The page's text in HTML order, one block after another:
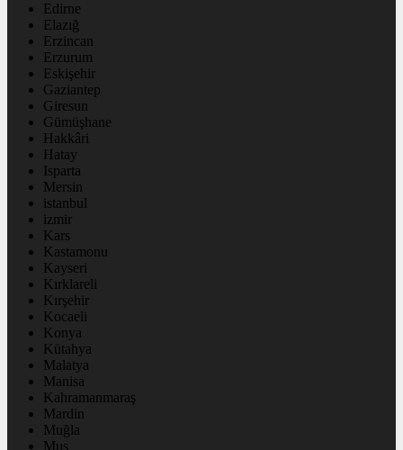
Edirne
Elazığ
Erzincan
Erzurum
Eskişehir
Gaziantep
Giresun
Gümüşhane
Hakkâri
Hatay
Isparta
Mersin
istanbul
izmir
Kars
Kastamonu
Kayseri
Kırklareli
Kırşehir
Kocaeli
Konya
Kütahya
Malatya
Manisa
Kahramanmaraş
Mardin
Muğla
Muş